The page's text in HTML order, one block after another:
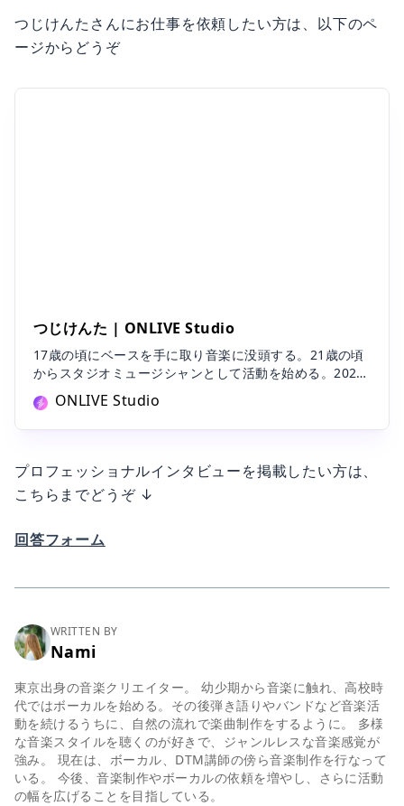
つじけんたさんにお仕事を依頼したい方は、以下のペ
ージからどうぞ
つじけんた | ONLIVE Studio
17歳の頃にベースを手に取り音楽に没頭する。21歳の頃
からスタジオミュージシャンとして活動を始める。2020
年に上京し、地上波演奏レギュラー出演等のスタジオワ
ークと並行しミックス/マスタリング、ライブPAとしても
活動中。森多聞氏に師事使用機材MacBook Pro M3wave
ONLIVE Studio
プロフェッショナルインタビューを掲載したい方は、
こちらまでどうぞ ↓
回答フォーム
WRITTEN BY
Nami
東京出身の音楽クリエイター。 幼少期から音楽に触れ、高校時
代ではボーカルを始める。その後弾き語りやバンドなど音楽活
動を続けるうちに、自然の流れで楽曲制作をするように。 多様
な音楽スタイルを聴くのが好きで、ジャンルレスな音楽感覚が
強み。 現在は、ボーカル、DTM講師の傍ら音楽制作を行なって
いる。 今後、音楽制作やボーカルの依頼を増やし、さらに活動
の幅を広げることを目指している。